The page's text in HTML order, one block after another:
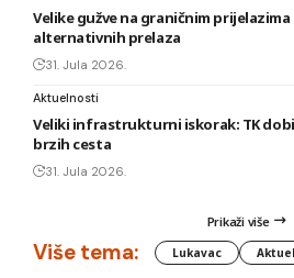
Velike gužve na graničnim
alternativnih prelaza
31. Jula 2026.
Aktuelnosti
Veliki infrastrukturni iskorak: TK
brzih cesta
31. Jula 2026.
Prikaži više
Više tema: Lukavac